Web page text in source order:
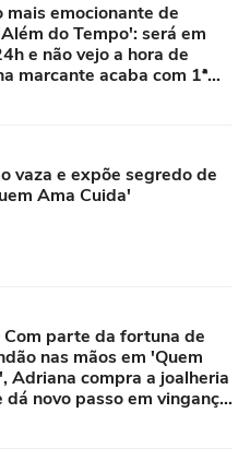
mais emocionante de
do Tempo': será em
e não vejo a hora de
marcante acaba com 1ª
vaza e expõe segredo de
Ama Cuida'
Com parte da fortuna de
nas mãos em 'Quem
Adriana compra a joalheria
novo passo em vingança